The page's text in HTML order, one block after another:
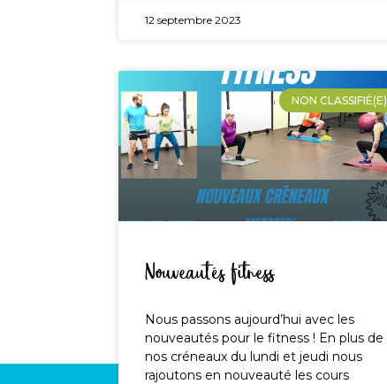
12 septembre 2023
NON CLASSIFIÉ(E)
Nouveautés fitness
Nous passons aujourd’hui avec les
nouveautés pour le fitness ! En plus de
nos créneaux du lundi et jeudi nous
rajoutons en nouveauté les cours